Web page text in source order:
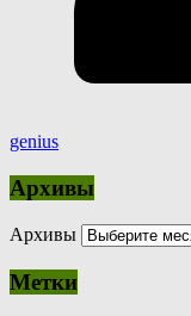
genius
Архивы
Архивы
Метки